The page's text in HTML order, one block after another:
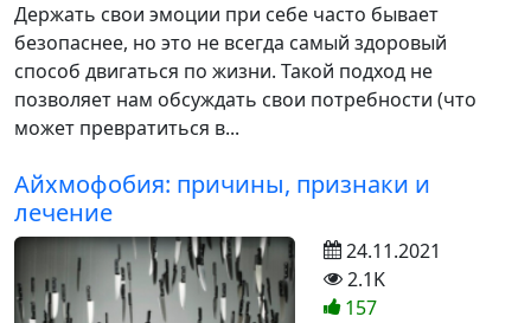
Держать свои эмоции при себе часто бывает
безопаснее, но это не всегда самый здоровый
способ двигаться по жизни. Такой подход не
позволяет нам обсуждать свои потребности (что
может превратиться в...
Айхмофобия: причины, признаки и
лечение
24.11.2021
2.1K
157